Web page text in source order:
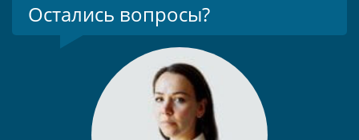
Остались вопросы?